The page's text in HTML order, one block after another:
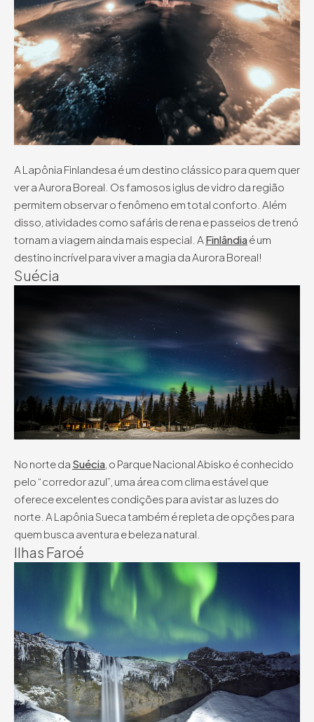
A Lapônia Finlandesa é um destino clássico para quem quer
ver a Aurora Boreal. Os famosos iglus de vidro da região
permitem observar o fenômeno em total conforto. Além
disso, atividades como safáris de rena e passeios de trenó
tornam a viagem ainda mais especial. A Finlândiaé um
destino incrível para viver a magia da Aurora Boreal!
Suécia
No norte da Suécia , o Parque Nacional Abisko é conhecido
pelo “corredor azul”, uma área com clima estável que
oferece excelentes condições para avistar as luzes do
norte. A Lapônia Sueca também é repleta de opções para
quem busca aventura e beleza natural.
Ilhas Faroé